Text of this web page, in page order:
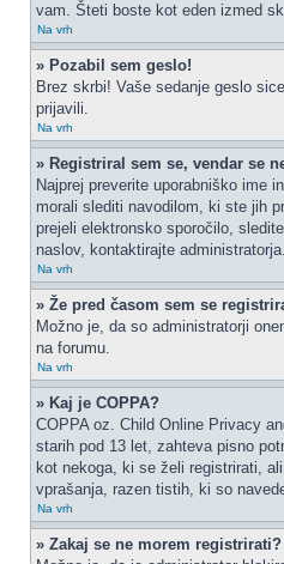
vam. Šteti boste kot eden izmed
Na vrh
» Pozabil sem geslo!
Brez skrbi! Vaše sedanje geslo
prijavili.
Na vrh
» Registriral sem se, vendar se
Najprej preverite uporabniško ime
morali slediti navodilom, ki ste jih
prejeli elektronsko sporočilo,
naslov, kontaktirajte administratorja.
Na vrh
» Že pred časom sem se
Možno je, da so administratorji
na forumu.
Na vrh
» Kaj je COPPA?
COPPA oz. Child Online Privacy
starih pod 13 let, zahteva pisno
kot nekoga, ki se želi registrirati,
vprašanja, razen tistih, ki so
Na vrh
» Zakaj se ne morem registrirati?